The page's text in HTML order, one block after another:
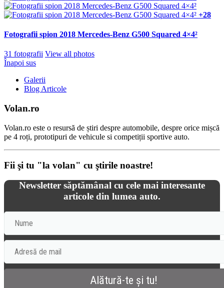
+28
Fotografii spion 2018 Mercedes-Benz G500 Squared 4×4²
31 fotografii View all photos
Înapoi sus
Galerii
Blog Articole
Volan.ro
Volan.ro este o resursă de știri despre automobile, despre orice mișcă
pe 4 roți, prototipuri de vehicule si competiții sportive auto.
Fii şi tu "la volan" cu ştirile noastre!
Newsletter săptămânal cu cele mai interesante
articole din lumea auto.